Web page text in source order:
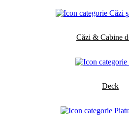
Căzi & Cabine
Deck